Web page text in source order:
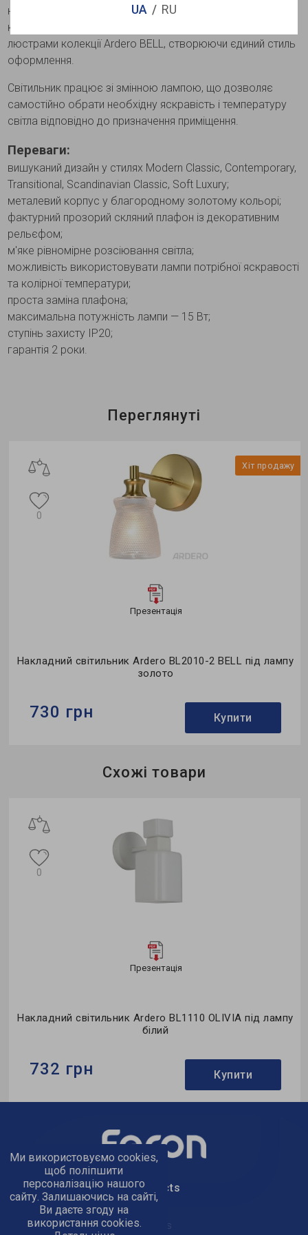
номерів, ресторанів, кафе та інших житлових і
комерційних просторів. Світильник легко комбінується з
люстрами колекції Ardero BELL, створюючи єдиний стиль
оформлення.
Світильник працює зі змінною лампою, що дозволяє
самостійно обрати необхідну яскравість і температуру
світла відповідно до призначення приміщення.
Переваги:
вишуканий дизайн у стилях Modern Classic, Contemporary,
Transitional, Scandinavian Classic, Soft Luxury;
металевий корпус у благородному золотому кольорі;
фактурний прозорий скляний плафон із декоративним
рельєфом;
м'яке рівномірне розсіювання світла;
можливість використовувати лампи потрібної яскравості
та колірної температури;
проста заміна плафона;
максимальна потужність лампи — 15 Вт;
ступінь захисту IP20;
гарантія 2 роки.
Переглянуті
Хіт продажу
Презентація
Накладний світильник Ardero BL2010-2 BELL під лампу
золото
0
730 грн Купити
Схожі товари
Презентація
Накладний світильник Ardero BL1110 OLIVIA під лампу
білий
0
732 грн Купити
для спальні
Колекція:OLIVIA
text_kontacts
text_golov_ofis
UA RU
Ми використовуємо cookies,
щоб поліпшити
персоналізацію нашого
сайту. Залишаючись на сайті,
Ви даєте згоду на
використання cookies.